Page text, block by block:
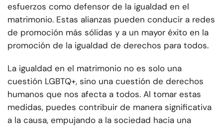
esfuerzos como defensor de la igualdad en el
matrimonio. Estas alianzas pueden conducir a redes
de promoción más sólidas y a un mayor éxito en la
promoción de la igualdad de derechos para todos.
La igualdad en el matrimonio no es solo una
cuestión LGBTQ+, sino una cuestión de derechos
humanos que nos afecta a todos. Al tomar estas
medidas, puedes contribuir de manera significativa
a la causa, empujando a la sociedad hacia una